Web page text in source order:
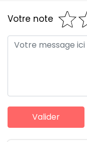
Votre note